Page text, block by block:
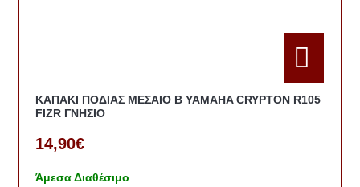
ΚΑΠΑΚΙ ΠΟΔΙΑΣ ΜΕΣΑΙΟ Β YAMAHA CRYPTON R105
FIZR ΓΝΗΣΙΟ
14,90€
Άμεσα Διαθέσιμο